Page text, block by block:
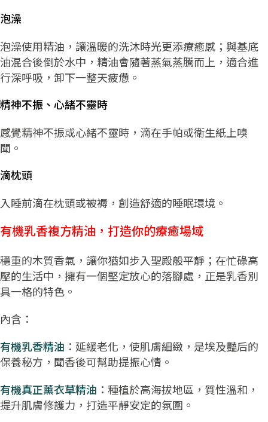
泡澡
泡澡使用精油，讓溫暖的洗沐時光更添療癒感；與基底
油混合後倒於水中，精油會隨著蒸氣蒸騰而上，適合進
行深呼吸，卸下一整天疲憊。
精神不振、心緒不靈時
感覺精神不振或心緒不靈時，滴在手帕或衛生紙上嗅
聞。
滴枕頭
入睡前滴在枕頭或被褥，創造舒適的睡眠環境。
有機乳香複方精油，打造你的療癒場域
穩重的木質香氣，讓你猶如步入聖殿般平靜；在忙碌高
壓的生活中，擁有一個堅定放心的落腳處，正是乳香別
具一格的特色。
內含：
有機乳香精油 ：延緩老化，使肌膚細緻，是埃及豔后的
保養秘方，聞香後可幫助提振心情。
有機真正薰衣草精油 ：種植於高海拔地區，質性溫和，
提升肌膚修護力，打造平靜安定的氛圍。